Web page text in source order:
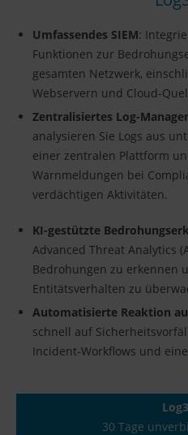
Umfassendes SIEM:
Funktionen zur
gesamten Netzwerk,
Webservern und Cloud-
Zentralisiertes Log-
analysieren Sie Logs aus
einer zentralen Plattform
Warnmeldungen bei
verdächtigen Aktivitäten.
KI-gestützte
Advanced Threat Analytics
Bedrohungen zu erkennen
Entitätsverhalten zu
Automatisierte Reaktion
schnell auf
Incident-Workflows und
30 Tage